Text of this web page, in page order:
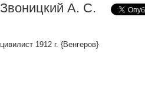
Звоницкий А. С.
цивилист 1912 г. {Венгеров}